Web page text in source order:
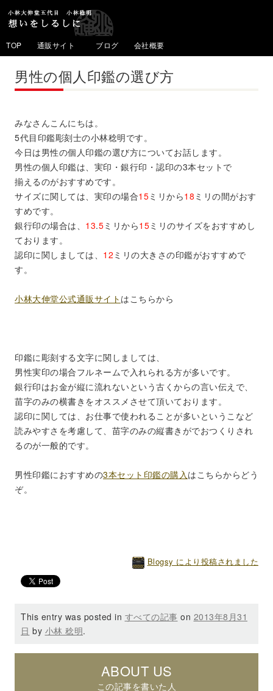
TOP 通販サイト ブログ 会社概要
男性の個人印鑑の選び方
みなさんこんにちは。
5代目印鑑彫刻士の小林稔明です。
今日は男性の個人印鑑の選び方についてお話します。
男性の個人印鑑は、実印・銀行印・認印の3本セットで
揃えるのがおすすめです。
サイズに関しては、実印の場合15ミリから18 ミリの間がおす
すめです。
銀行印の場合は、 13.5ミリから15ミリのサイズをおすすめし
ております。
認印に関しましては、 12 ミリの大きさの印鑑がおすすめで
す。
小林大伸堂公式通販サイト はこちらから
印鑑に彫刻する文字に関しましては、
男性実印の場合フルネームで入れられる方が多いです。
銀行印はお金が縦に流れないという古くからの言い伝えで、
苗字のみの横書きをオススメさせて頂いております。
認印に関しては、お仕事で使われることが多いというこなど
読みやすさを考慮して、苗字のみの縦書きがでおつくりされ
るのが一般的です。
男性印鑑におすすめの3本セット印鑑の購入はこちらからどう
ぞ。
Blogsy により投稿されました
This entry was posted in すべての記事 on 2013年8月31
日 by 小林 稔明.
ABOUT US
この記事を書いた人